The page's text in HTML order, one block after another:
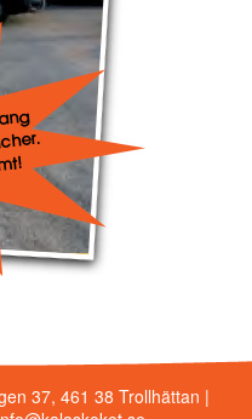
37, 461 38 Trollhättan |